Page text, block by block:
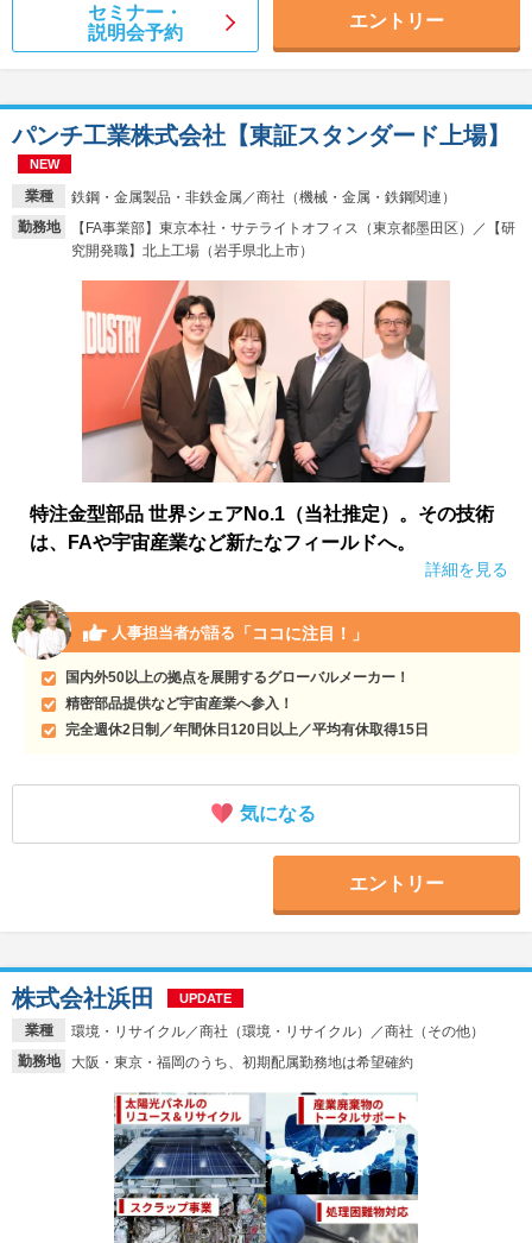
セミナー・
説明会予約
エントリー
業種
鉄鋼・金属製品・非鉄金属／商社（機械・金属・鉄鋼関連）
勤務地
【FA事業部】東京本社・サテライトオフィス（東京都墨田区）／【研
究開発職】北上工場（岩手県北上市）
パンチ工業株式会社【東証スタンダード上場】
NEW
特注金型部品 世界シェアNo.1（当社推定）。その技術
は、FAや宇宙産業など新たなフィールドへ。
詳細を見る
人事担当者が語る 「ココに注目！」
国内外50以上の拠点を展開するグローバルメーカー！
精密部品提供など宇宙産業へ参入！
完全週休2日制／年間休日120日以上／平均有休取得15日
気になる
エントリー
業種
環境・リサイクル／商社（環境・リサイクル）／商社（その他）
勤務地
大阪・東京・福岡のうち、初期配属勤務地は希望確約
株式会社浜田 UPDATE